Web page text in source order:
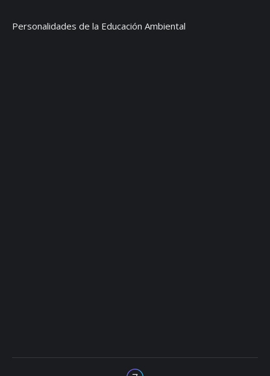
Personalidades de la Educación Ambiental